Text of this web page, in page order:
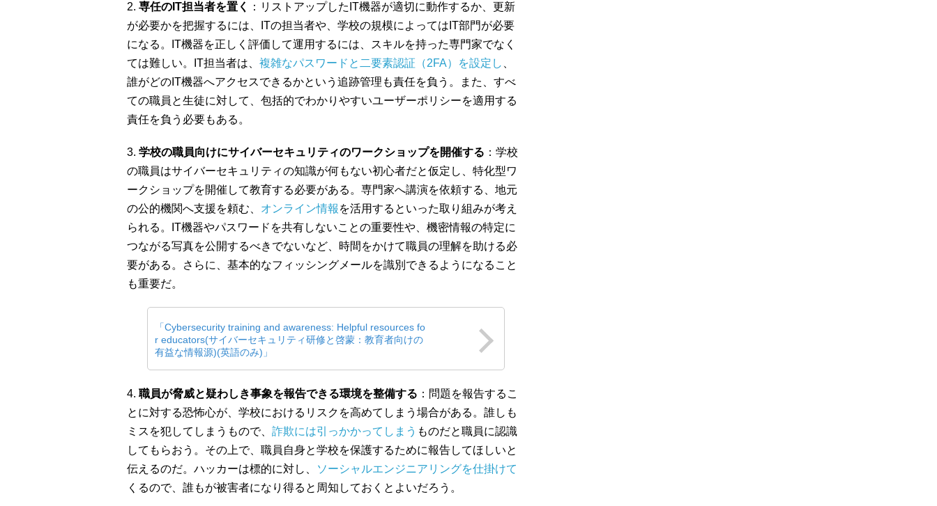
2. 専任のIT担当者を置く
：リストアップしたIT機器が適切に動作するか、更新
が必要かを把握するには、ITの担当者や、学校の規模によってはIT部門が必要
になる。IT機器を正しく評価して運用するには、スキルを持った専門家でなく
ては難しい。IT担当者は、 複雑なパスワードと二要素認証（2FA）を設定し
誰がどのIT機器へアクセスできるかという追跡管理も責任を負う。また、すべ
ての職員と生徒に対して、包括的でわかりやすいユーザーポリシーを適用する
責任を負う必要もある。
3. 学校の職員向けにサイバーセキュリティのワークショップを開催する ：学校
の職員はサイバーセキュリティの知識が何もない初心者だと仮定し、特化型ワ
ークショップを開催して教育する必要がある。専門家へ講演を依頼する、地元
の公的機関へ支援を頼む、 オンライン情報 を活用するといった取り組みが考え
られる。IT機器やパスワードを共有しないことの重要性や、機密情報の特定に
つながる写真を公開するべきでないなど、時間をかけて職員の理解を助ける必
要がある。さらに、基本的なフィッシングメールを識別できるようになること
も重要だ。
「Cybersecurity training and awareness: Helpful resources fo
r educators(サイバーセキュリティ研修と啓蒙：教育者向けの
有益な情報源)(英語のみ)」
4. 職員が脅威と疑わしき事象を報告できる環境を整備する ：問題を報告するこ
とに対する恐怖心が、学校におけるリスクを高めてしまう場合がある。誰しも
ミスを犯してしまうもので、 詐欺には引っかかってしまう ものだと職員に認識
してもらおう。その上で、職員自身と学校を保護するために報告してほしいと
伝えるのだ。ハッカーは標的に対し、
ソーシャルエンジニアリングを仕掛けて
くるので、誰もが被害者になり得ると周知しておくとよいだろう。